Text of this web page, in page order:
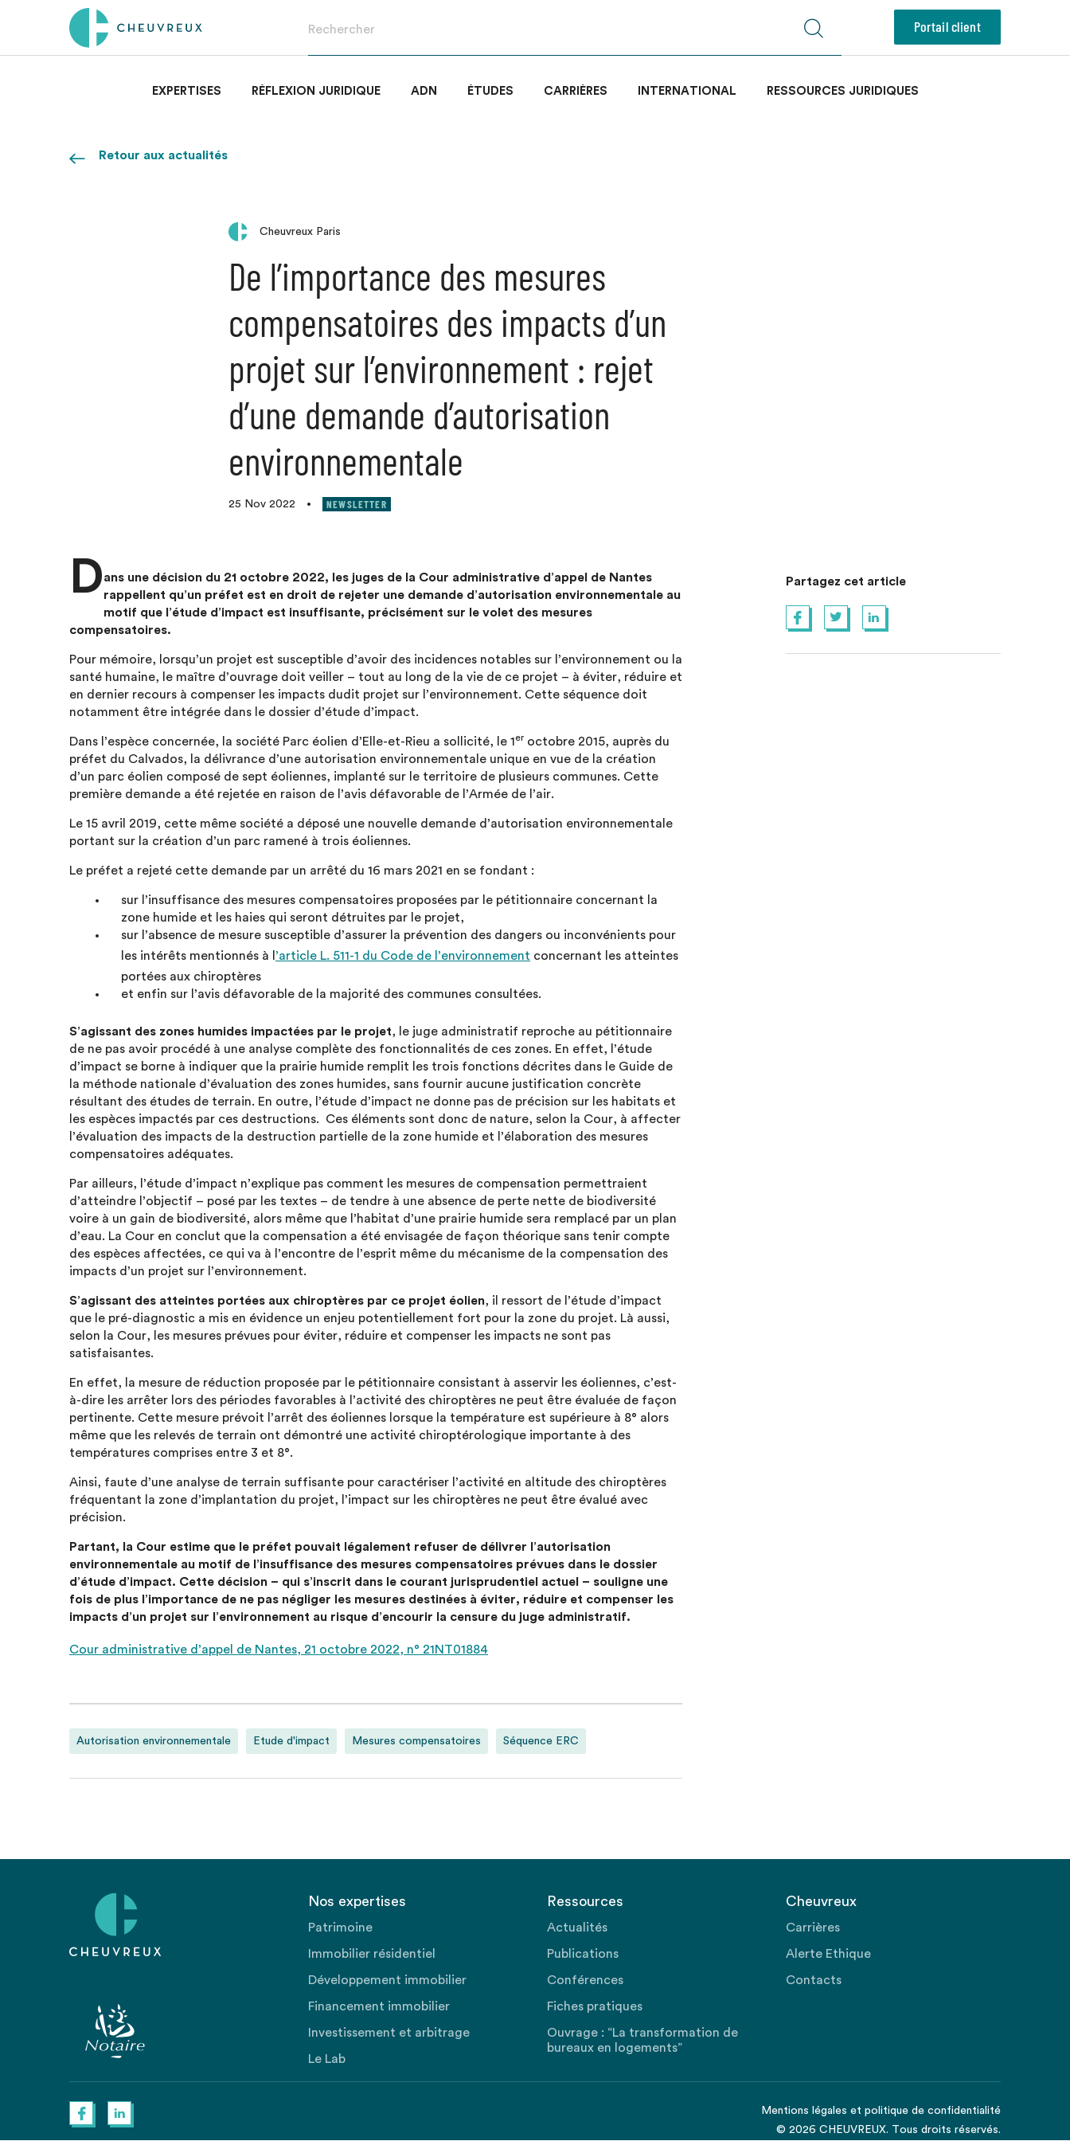
Portail client
EXPERTISES RÉFLEXION JURIDIQUE ADN ÉTUDES CARRIÈRES INTERNATIONAL RESSOURCES JURIDIQUES
Retour aux actualités
Cheuvreux Paris
De l’importance des mesures
compensatoires des impacts d’un
projet sur l’environnement : rejet
d’une demande d’autorisation
environnementale
25 Nov 2022 • NEWSLETTER
Dans une décision du 21 octobre 2022, les juges de la Cour administrative d’appel de Nantes
rappellent qu’un préfet est en droit de rejeter une demande d’autorisation environnementale au
motif que l’étude d’impact est insuffisante, précisément sur le volet des mesures
compensatoires.
Pour mémoire, lorsqu’un projet est susceptible d’avoir des incidences notables sur l’environnement ou la
santé humaine, le maître d’ouvrage doit veiller – tout au long de la vie de ce projet – à éviter, réduire et
en dernier recours à compenser les impacts dudit projet sur l’environnement. Cette séquence doit
notamment être intégrée dans le dossier d’étude d’impact.
Dans l’espèce concernée, la société Parc éolien d’Elle-et-Rieu a sollicité, le 1er octobre 2015, auprès du
préfet du Calvados, la délivrance d’une autorisation environnementale unique en vue de la création
d’un parc éolien composé de sept éoliennes, implanté sur le territoire de plusieurs communes. Cette
première demande a été rejetée en raison de l’avis défavorable de l’Armée de l’air.
Le 15 avril 2019, cette même société a déposé une nouvelle demande d’autorisation environnementale
portant sur la création d’un parc ramené à trois éoliennes.
Le préfet a rejeté cette demande par un arrêté du 16 mars 2021 en se fondant :
sur l’insuffisance des mesures compensatoires proposées par le pétitionnaire concernant la
zone humide et les haies qui seront détruites par le projet,
sur l’absence de mesure susceptible d’assurer la prévention des dangers ou inconvénients pour
les intérêts mentionnés à l ’article L. 511-1 du Code de l’environnement concernant les atteintes
portées aux chiroptères
et enfin sur l’avis défavorable de la majorité des communes consultées.
S’agissant des zones humides impactées par le projet, le juge administratif reproche au pétitionnaire
de ne pas avoir procédé à une analyse complète des fonctionnalités de ces zones. En effet, l’étude
d’impact se borne à indiquer que la prairie humide remplit les trois fonctions décrites dans le Guide de
la méthode nationale d’évaluation des zones humides, sans fournir aucune justification concrète
résultant des études de terrain. En outre, l’étude d’impact ne donne pas de précision sur les habitats et
les espèces impactés par ces destructions. Ces éléments sont donc de nature, selon la Cour, à affecter
l’évaluation des impacts de la destruction partielle de la zone humide et l’élaboration des mesures
compensatoires adéquates.
Par ailleurs, l’étude d’impact n’explique pas comment les mesures de compensation permettraient
d’atteindre l’objectif – posé par les textes – de tendre à une absence de perte nette de biodiversité
voire à un gain de biodiversité, alors même que l’habitat d’une prairie humide sera remplacé par un plan
d’eau. La Cour en conclut que la compensation a été envisagée de façon théorique sans tenir compte
des espèces affectées, ce qui va à l’encontre de l’esprit même du mécanisme de la compensation des
impacts d’un projet sur l’environnement.
S’agissant des atteintes portées aux chiroptères par ce projet éolien, il ressort de l’étude d’impact
que le pré-diagnostic a mis en évidence un enjeu potentiellement fort pour la zone du projet. Là aussi,
selon la Cour, les mesures prévues pour éviter, réduire et compenser les impacts ne sont pas
satisfaisantes.
En effet, la mesure de réduction proposée par le pétitionnaire consistant à asservir les éoliennes, c’est-
à-dire les arrêter lors des périodes favorables à l’activité des chiroptères ne peut être évaluée de façon
pertinente. Cette mesure prévoit l’arrêt des éoliennes lorsque la température est supérieure à 8° alors
même que les relevés de terrain ont démontré une activité chiroptérologique importante à des
températures comprises entre 3 et 8°.
Ainsi, faute d’une analyse de terrain suffisante pour caractériser l’activité en altitude des chiroptères
fréquentant la zone d’implantation du projet, l’impact sur les chiroptères ne peut être évalué avec
précision.
Partant, la Cour estime que le préfet pouvait légalement refuser de délivrer l’autorisation
environnementale au motif de l’insuffisance des mesures compensatoires prévues dans le dossier
d’étude d’impact. Cette décision – qui s’inscrit dans le courant jurisprudentiel actuel – souligne une
fois de plus l’importance de ne pas négliger les mesures destinées à éviter, réduire et compenser les
impacts d’un projet sur l’environnement au risque d’encourir la censure du juge administratif.
Cour administrative d’appel de Nantes, 21 octobre 2022, n° 21NT01884
Autorisation environnementale Etude d'impact Mesures compensatoires Séquence ERC
Partagez cet article
Nos expertises
Patrimoine
Immobilier résidentiel
Développement immobilier
Financement immobilier
Investissement et arbitrage
Le Lab
Ressources
Actualités
Publications
Conférences
Fiches pratiques
Ouvrage : “La transformation de
bureaux en logements”
Cheuvreux
Carrières
Alerte Ethique
Contacts
Mentions légales et politique de confidentialité
© 2026 CHEUVREUX. Tous droits réservés.